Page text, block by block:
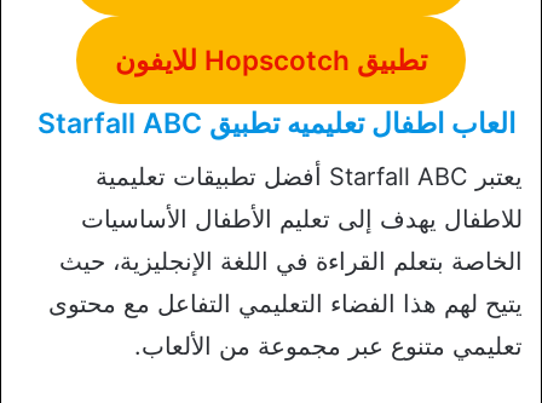
تطبيق Hopscotch للايفون
العاب اطفال تعليميه تطبيق Starfall ABC
يعتبر Starfall ABC أفضل تطبيقات تعليمية
للاطفال يهدف إلى تعليم الأطفال الأساسيات
الخاصة بتعلم القراءة في اللغة الإنجليزية، حيث
يتيح لهم هذا الفضاء التعليمي التفاعل مع محتوى
تعليمي متنوع عبر مجموعة من الألعاب.